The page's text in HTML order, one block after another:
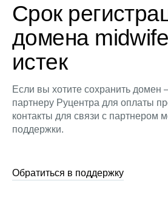
Срок
домена
истек
Если вы хотите сохранить домен
партнеру Руцентра для оплаты
контакты для связи с партнером
поддержки.
Обратиться в поддержку